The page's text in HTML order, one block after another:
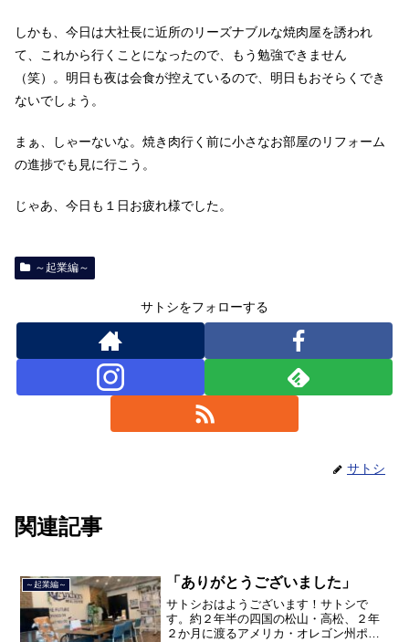
しかも、今日は大社長に近所のリーズナブルな焼肉屋を誘われ
て、これから行くことになったので、もう勉強できません
（笑）。明日も夜は会食が控えているので、明日もおそらくでき
ないでしょう。
まぁ、しゃーないな。焼き肉行く前に小さなお部屋のリフォーム
の進捗でも見に行こう。
じゃあ、今日も１日お疲れ様でした。
～起業編～
サトシをフォローする
サトシ
関連記事
～起業編～ 「ありがとうございました」
サトシおはようございます！サトシで
す。約２年半の四国の松山・高松、２年
２か月に渡るアメリカ・オレゴン州ポー